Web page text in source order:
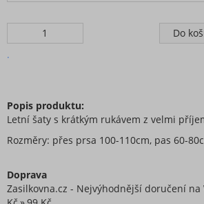
.
Popis produktu:
Letní šaty s krátkým rukávem z velmi
Rozměry: přes prsa 100-110cm, pas 60-
Doprava
Zasilkovna.cz - Nejvýhodnější doručení na